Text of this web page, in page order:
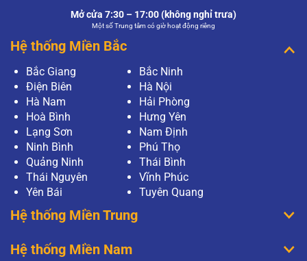
Mở cửa 7:30 – 17:00 (không nghỉ trưa)
Một số Trung tâm có giờ hoạt động riêng
Hệ thống Miền Bắc
Bắc Giang
Bắc Ninh
Điện Biên
Hà Nội
Hà Nam
Hải Phòng
Hoà Bình
Hưng Yên
Lạng Sơn
Nam Định
Ninh Bình
Phú Thọ
Quảng Ninh
Thái Bình
Thái Nguyên
Vĩnh Phúc
Yên Bái
Tuyên Quang
Hệ thống Miền Trung
Hệ thống Miền Nam